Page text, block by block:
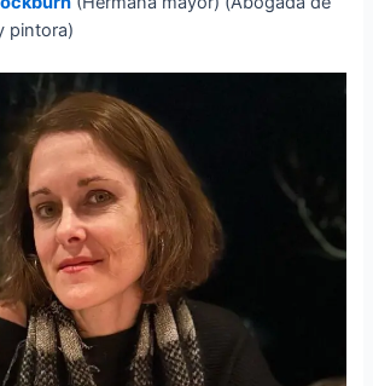
pintora)